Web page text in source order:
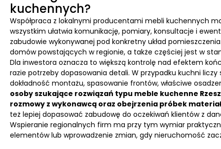
kuchennych?
Współpraca z lokalnymi producentami mebli kuchennych
wszystkim ułatwia komunikację, pomiary, konsultacje i
zabudowie wykonywanej pod konkretny układ
domów powstających w regionie, a także częściej jest w
Dla inwestora oznacza to większą kontrolę nad efektem
razie potrzeby dopasowania detali. W przypadku kuchni
dokładność montażu, spasowanie frontów, właściwe
osoby szukające rozwiązań typu meble kuchenne
rozmowy z wykonawcą oraz obejrzenia próbek
też lepiej dopasować zabudowę do oczekiwań klientów z
Wspieranie regionalnych firm ma przy tym wymiar
elementów lub wprowadzenie zmian, gdy nieruchomość